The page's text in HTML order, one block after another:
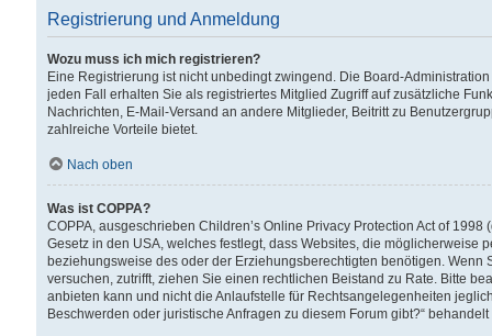
Registrierung und Anmeldung
Wozu muss ich mich registrieren?
Eine Registrierung ist nicht unbedingt zwingend. Die Board-
jeden Fall erhalten Sie als registriertes Mitglied Zugriff auf zusätzliche
Nachrichten, E-Mail-Versand an andere Mitglieder, Beitritt zu
zahlreiche Vorteile bietet.
Nach oben
Was ist COPPA?
COPPA, ausgeschrieben Children’s Online Privacy Protection Act of
Gesetz in den USA, welches festlegt, dass Websites, die
beziehungsweise des oder der Erziehungsberechtigten benötigen.
versuchen, zutrifft, ziehen Sie einen rechtlichen Beistand zu Rate. Bitte
anbieten kann und nicht die Anlaufstelle für Rechtsangelegenheiten
Beschwerden oder juristische Anfragen zu diesem Forum gibt?“